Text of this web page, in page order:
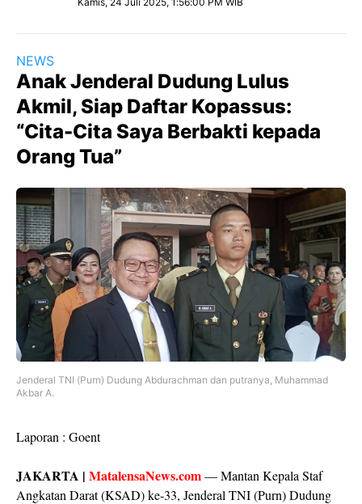
NEWS
Anak Jenderal Dudung Lulus
Akmil, Siap Daftar Kopassus:
“Cita-Cita Saya Berbakti kepada
Orang Tua”
Jenderal TNI (Purn) Dudung Abdurachman dan putranya, Muhammad
Akbar A.
Laporan : Goent
JAKARTA | MatalensaNews.com— Mantan Kepala Staf
Angkatan Darat (KSAD) ke-33, Jenderal TNI (Purn) Dudung